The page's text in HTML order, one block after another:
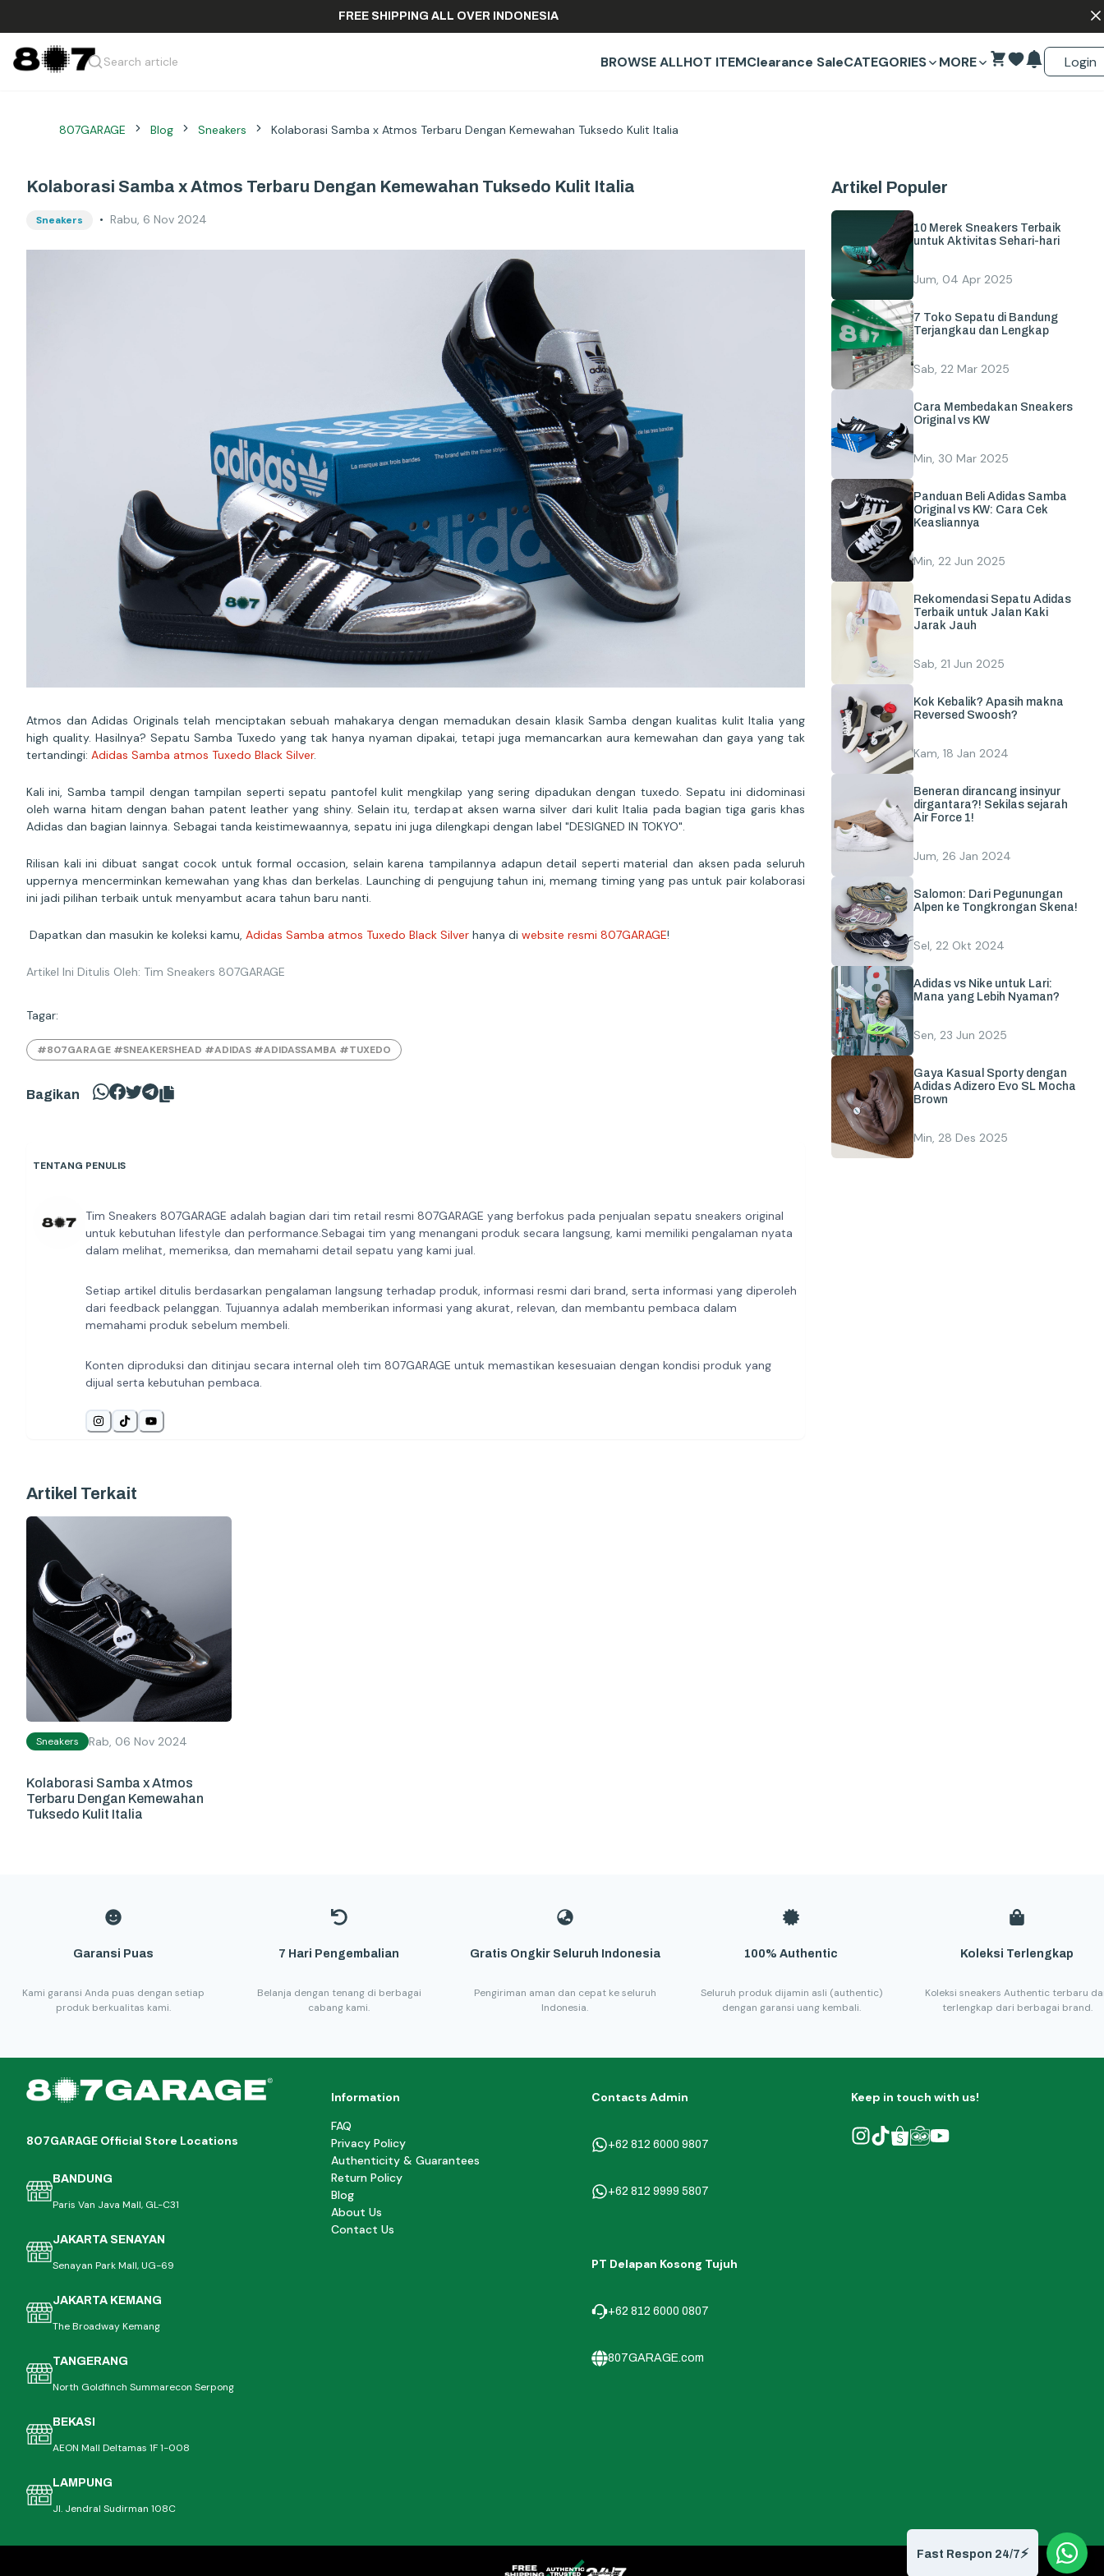
FREE SHIPPING ALL OVER INDONESIA
Search article BROWSE ALLHOT ITEMClearance SaleCATEGORIES MORE Login
807GARAGE Blog Sneakers Kolaborasi Samba x Atmos Terbaru Dengan Kemewahan Tuksedo Kulit Italia
Kolaborasi Samba x Atmos Terbaru Dengan Kemewahan Tuksedo Kulit Italia
Sneakers • Rabu, 6 Nov 2024
Atmos dan Adidas Originals telah menciptakan sebuah mahakarya dengan memadukan desain klasik Samba dengan kualitas kulit Italia yang
high quality. Hasilnya? Sepatu Samba Tuxedo yang tak hanya nyaman dipakai, tetapi juga memancarkan aura kemewahan dan gaya yang tak
tertandingi: Adidas Samba atmos Tuxedo Black Silver.
Kali ini, Samba tampil dengan tampilan seperti sepatu pantofel kulit mengkilap yang sering dipadukan dengan tuxedo. Sepatu ini didominasi
oleh warna hitam dengan bahan patent leather yang shiny. Selain itu, terdapat aksen warna silver dari kulit Italia pada bagian tiga garis khas
Adidas dan bagian lainnya. Sebagai tanda keistimewaannya, sepatu ini juga dilengkapi dengan label "DESIGNED IN TOKYO".
Rilisan kali ini dibuat sangat cocok untuk formal occasion, selain karena tampilannya adapun detail seperti material dan aksen pada seluruh
uppernya mencerminkan kemewahan yang khas dan berkelas. Launching di pengujung tahun ini, memang timing yang pas untuk pair kolaborasi
ini jadi pilihan terbaik untuk menyambut acara tahun baru nanti.
Dapatkan dan masukin ke koleksi kamu, Adidas Samba atmos Tuxedo Black Silver hanya di website resmi 807GARAGE!
Artikel Ini Ditulis Oleh: Tim Sneakers 807GARAGE
Tagar:
#807GARAGE #SNEAKERSHEAD #ADIDAS #ADIDASSAMBA #TUXEDO
Bagikan
TENTANG PENULIS
Tim Sneakers 807GARAGE adalah bagian dari tim retail resmi 807GARAGE yang berfokus pada penjualan sepatu sneakers original
untuk kebutuhan lifestyle dan performance.Sebagai tim yang menangani produk secara langsung, kami memiliki pengalaman nyata
dalam melihat, memeriksa, dan memahami detail sepatu yang kami jual.
Setiap artikel ditulis berdasarkan pengalaman langsung terhadap produk, informasi resmi dari brand, serta informasi yang diperoleh
dari feedback pelanggan. Tujuannya adalah memberikan informasi yang akurat, relevan, dan membantu pembaca dalam
memahami produk sebelum membeli.
Konten diproduksi dan ditinjau secara internal oleh tim 807GARAGE untuk memastikan kesesuaian dengan kondisi produk yang
dijual serta kebutuhan pembaca.
Artikel Populer
10 Merek Sneakers Terbaik
untuk Aktivitas Sehari-hari
Jum, 04 Apr 2025
7 Toko Sepatu di Bandung
Terjangkau dan Lengkap
Sab, 22 Mar 2025
Cara Membedakan Sneakers
Original vs KW
Min, 30 Mar 2025
Panduan Beli Adidas Samba
Original vs KW: Cara Cek
Keasliannya
Min, 22 Jun 2025
Rekomendasi Sepatu Adidas
Terbaik untuk Jalan Kaki
Jarak Jauh
Sab, 21 Jun 2025
Kok Kebalik? Apasih makna
Reversed Swoosh?
Kam, 18 Jan 2024
Beneran dirancang insinyur
dirgantara?! Sekilas sejarah
Air Force 1!
Jum, 26 Jan 2024
Salomon: Dari Pegunungan
Alpen ke Tongkrongan Skena!
Sel, 22 Okt 2024
Adidas vs Nike untuk Lari:
Mana yang Lebih Nyaman?
Sen, 23 Jun 2025
Gaya Kasual Sporty dengan
Adidas Adizero Evo SL Mocha
Brown
Min, 28 Des 2025
Artikel Terkait
Sneakers Rab, 06 Nov 2024
Kolaborasi Samba x Atmos
Terbaru Dengan Kemewahan
Tuksedo Kulit Italia
Garansi Puas
Kami garansi Anda puas dengan setiap
produk berkualitas kami.
7 Hari Pengembalian
Belanja dengan tenang di berbagai
cabang kami.
Gratis Ongkir Seluruh Indonesia
Pengiriman aman dan cepat ke seluruh
Indonesia.
100% Authentic
Seluruh produk dijamin asli (authentic)
dengan garansi uang kembali.
Koleksi Terlengkap
Koleksi sneakers Authentic terbaru
terlengkap dari berbagai brand.
807GARAGE Official Store Locations
BANDUNG
Paris Van Java Mall, GL-C31
JAKARTA SENAYAN
Senayan Park Mall, UG-69
JAKARTA KEMANG
The Broadway Kemang
TANGERANG
North Goldfinch Summarecon Serpong
BEKASI
AEON Mall Deltamas 1F 1-008
LAMPUNG
Jl. Jendral Sudirman 108C
Information
FAQ
Privacy Policy
Authenticity & Guarantees
Return Policy
Blog
About Us
Contact Us
Contacts Admin
+62 812 6000 9807
+62 812 9999 5807
PT Delapan Kosong Tujuh
+62 812 6000 0807
807GARAGE.com
Keep in touch with us!
Fast Respon 24/7⚡️